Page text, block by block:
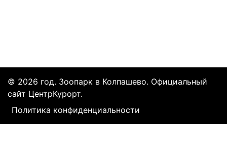
© 2026 год. Зоопарк в Колпашево. Официальный
сайт ЦентрКурорт.
Политика конфиденциальности